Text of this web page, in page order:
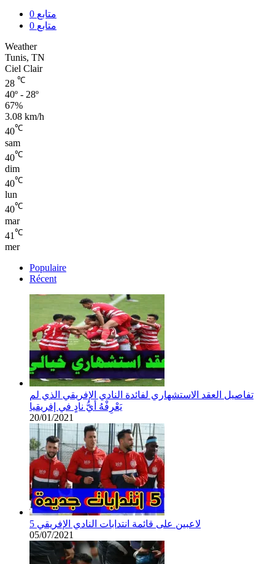
0 متابع
0 متابع
Weather
Tunis, TN
Ciel Clair
28 ℃
40º - 28º
67%
3.08 km/h
40℃
sam
40℃
dim
40℃
lun
40℃
mar
41 ℃
mer
Populaire
Récent
تفاصيل العقد الاستشهاري لفائدة النادي الإفريقي الذي لم
يَعْرِفْهُ أيُّ نادٍ في إفريقيا
20/01/2021
5 لاعبين على قائمة انتدابات النادي الإفريقي
05/07/2021